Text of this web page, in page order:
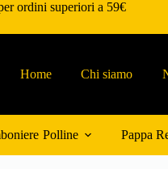
ordini superiori a 59€
Home Chi siamo
Polline Pappa